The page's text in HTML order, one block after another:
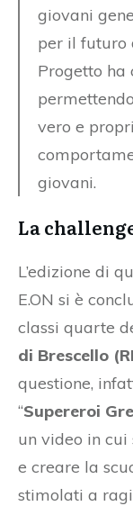
giovani
per il futuro
Progetto ha
vero e
giovani.
La
L’edizione di
E.ON si è
classi quarte
di Brescello
questione,
“Supereroi
un video in
e creare la
stimolati a